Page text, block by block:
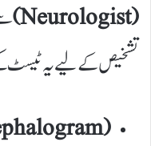
(Neurologist)
تشخیص کے لیے یہ ٹیسٹ